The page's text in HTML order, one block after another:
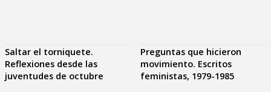
Saltar el torniquete.
Reflexiones desde las
juventudes de octubre
Preguntas que hicieron
movimiento. Escritos
feministas, 1979-1985